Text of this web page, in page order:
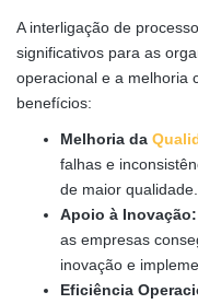
A interligação de
significativos para as
operacional e a melhoria
benefícios:
Melhoria da
falhas e
de maior qualidade.
Apoio à Inovação:
as empresas
inovação e
Eficiência